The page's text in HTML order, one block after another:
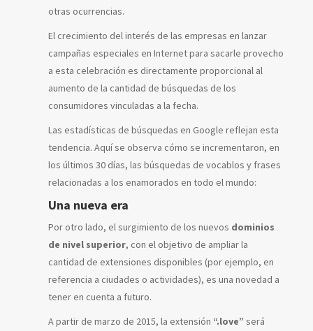
otras ocurrencias.
El crecimiento del interés de las empresas en lanzar
campañas especiales en Internet para sacarle provecho
a esta celebración es directamente proporcional al
aumento de la cantidad de búsquedas de los
consumidores vinculadas a la fecha.
Las estadísticas de búsquedas en Google reflejan esta
tendencia. Aquí se observa cómo se incrementaron, en
los últimos 30 días, las búsquedas de vocablos y frases
relacionadas a los enamorados en todo el mundo:
Una nueva era
Por otro lado, el surgimiento de los nuevos dominios
de nivel superior, con el objetivo de ampliar la
cantidad de extensiones disponibles (por ejemplo, en
referencia a ciudades o actividades), es una novedad a
tener en cuenta a futuro.
A partir de marzo de 2015, la extensión “.love” será